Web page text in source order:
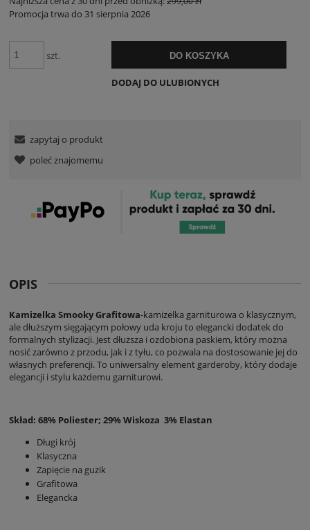
Promocja trwa do 31 sierpnia 2026
szt. DO KOSZYKA
DODAJ DO ULUBIONYCH
zapytaj o produkt
poleć znajomemu
OPIS
Kamizelka Smooky Grafitowa-kamizelka garniturowa o klasycznym,
ale dłuższym sięgającym połowy uda kroju to elegancki dodatek do
formalnych stylizacji. Jest dłuższa i ozdobiona paskiem, który można
nosić zarówno z przodu, jak i z tyłu, co pozwala na dostosowanie jej do
własnych preferencji. To uniwersalny element garderoby, który dodaje
elegancji i stylu każdemu garniturowi.
Skład: 68% Poliester; 29% Wiskoza 3% Elastan
Długi krój
Klasyczna
Zapięcie na guzik
Grafitowa
Elegancka